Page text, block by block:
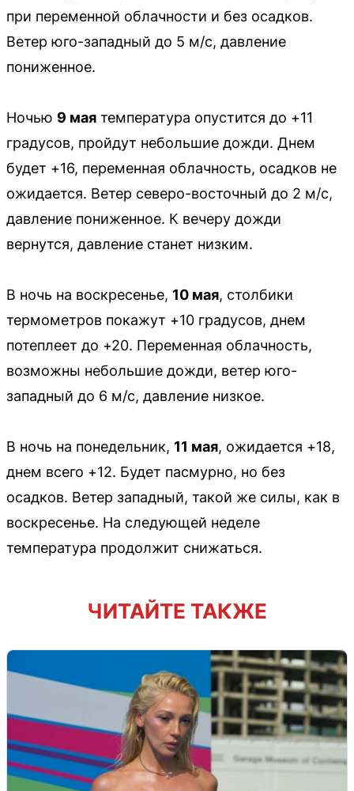
при переменной облачности и без осадков.
Ветер юго-западный до 5 м/с, давление
пониженное.
Ночью 9 мая температура опустится до +11
градусов, пройдут небольшие дожди. Днем
будет +16, переменная облачность, осадков не
ожидается. Ветер северо-восточный до 2 м/с,
давление пониженное. К вечеру дожди
вернутся, давление станет низким.
В ночь на воскресенье, 10 мая, столбики
термометров покажут +10 градусов, днем
потеплеет до +20. Переменная облачность,
возможны небольшие дожди, ветер юго-
западный до 6 м/с, давление низкое.
В ночь на понедельник, 11 мая, ожидается +18,
днем всего +12. Будет пасмурно, но без
осадков. Ветер западный, такой же силы, как в
воскресенье. На следующей неделе
температура продолжит снижаться.
ЧИТАЙТЕ ТАКЖЕ